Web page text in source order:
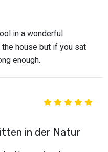
in a wonderful
the house but if you sat
enough.
in der Natur